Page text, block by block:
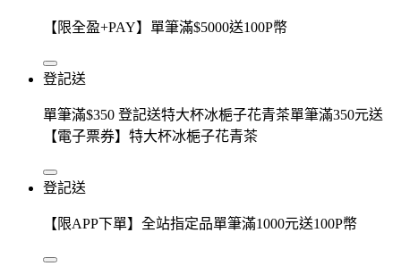
【限全盈+PAY】單筆滿$5000送100P幣
登記送
單筆滿$350 登記送特大杯冰梔子花青茶單筆滿350元送
【電子票券】特大杯冰梔子花青茶
登記送
【限APP下單】全站指定品單筆滿1000元送100P幣